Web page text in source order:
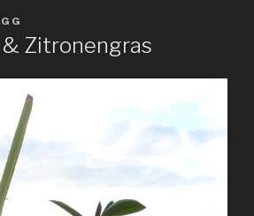
GG
Zitronengras